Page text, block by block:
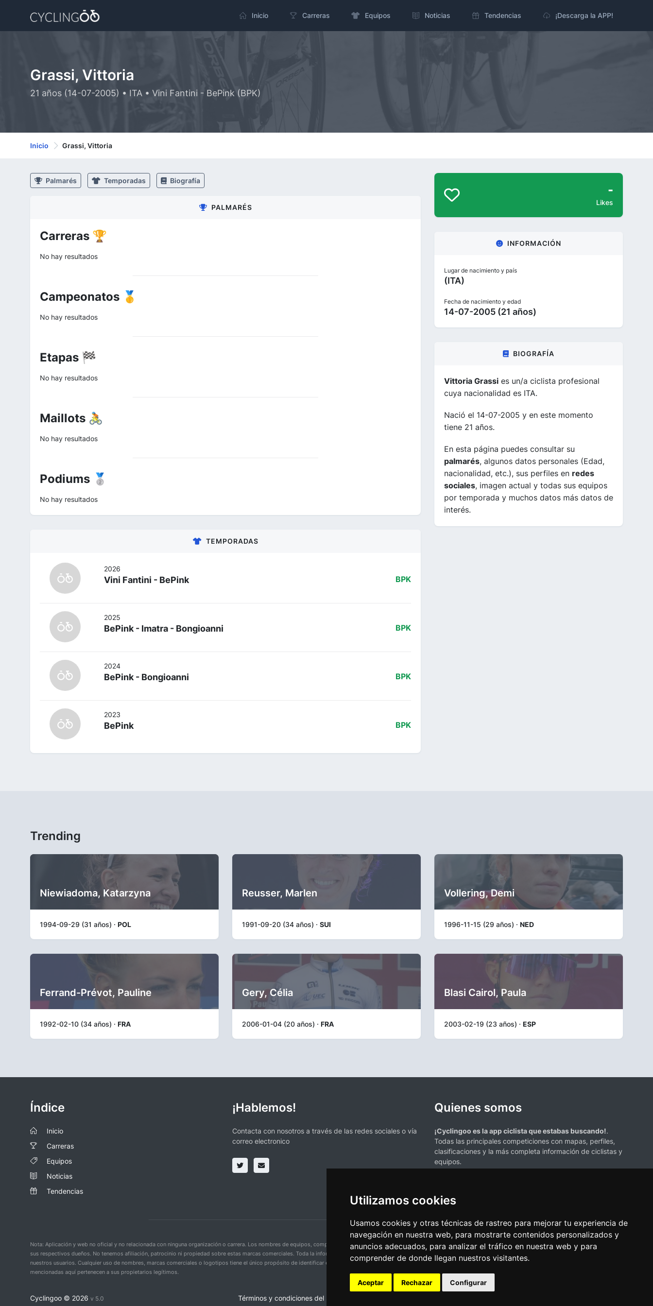
Utilizamos cookies
Usamos cookies y otras técnicas de rastreo para mejorar tu experiencia de
navegación en nuestra web, para mostrarte contenidos personalizados y
anuncios adecuados, para analizar el tráfico en nuestra web y para
comprender de donde llegan nuestros visitantes.
Aceptar Rechazar Configurar
Inicio Carreras Equipos Noticias Tendencias ¡Descarga la APP!
Grassi, Vittoria
21 años (14-07-2005) • ITA • Vini Fantini - BePink (BPK)
Inicio Grassi, Vittoria
Palmarés Temporadas Biografía
PALMARÉS
Carreras 🏆
No hay resultados
Campeonatos 🥇
No hay resultados
Etapas 🏁
No hay resultados
Maillots 🚴
No hay resultados
Podiums 🥈
No hay resultados
TEMPORADAS
2026
Vini Fantini - BePink BPK
2025
BePink - Imatra - Bongioanni BPK
2024
BePink - Bongioanni BPK
2023
BePink BPK
-
Likes
INFORMACIÓN
Lugar de nacimiento y país
(ITA)
Fecha de nacimiento y edad
14-07-2005 (21 años)
BIOGRAFÍA
Vittoria Grassi es un/a ciclista profesional
cuya nacionalidad es ITA.
Nació el 14-07-2005 y en este momento
tiene 21 años.
En esta página puedes consultar su
palmarés, algunos datos personales (Edad,
nacionalidad, etc.), sus perfiles en redes
sociales, imagen actual y todas sus equipos
por temporada y muchos datos más datos de
interés.
Trending
Niewiadoma, Katarzyna
1994-09-29 (31 años) · POL
Reusser, Marlen
1991-09-20 (34 años) · SUI
Vollering, Demi
1996-11-15 (29 años) · NED
Ferrand-Prévot, Pauline
1992-02-10 (34 años) · FRA
Gery, Célia
2006-01-04 (20 años) · FRA
Blasi Cairol, Paula
2003-02-19 (23 años) · ESP
Índice
Inicio
Carreras
Equipos
Noticias
Tendencias
¡Hablemos!
Contacta con nosotros a través de las redes sociales o vía
correo electronico
Quienes somos
¡Cyclingoo es la app ciclista que estabas buscando!.
Todas las principales competiciones con mapas, perfiles,
clasificaciones y la más completa información de ciclistas y
equipos.
Nota: Aplicación y web no oficial y no relacionada con ninguna organización o carrera. Los nombres de equipos, competiciones, marcas comerciales y logotipos mencionados en esta página de resultados de ciclismo son propiedad de
sus respectivos dueños. No tenemos afiliación, patrocinio ni propiedad sobre estas marcas comerciales. Toda la información proporcionada en esta página se presenta únicamente con fines informativos y para la conveniencia de
nuestros usuarios. Cualquier uso de nombres, marcas comerciales o logotipos tiene el único propósito de identificar equipos y competiciones y no implica asociación o respaldo. Todos los derechos de las marcas comerciales
mencionadas aquí pertenecen a sus propietarios legítimos.
Cyclingoo © 2026 v 5.0 Términos y condiciones del servicio